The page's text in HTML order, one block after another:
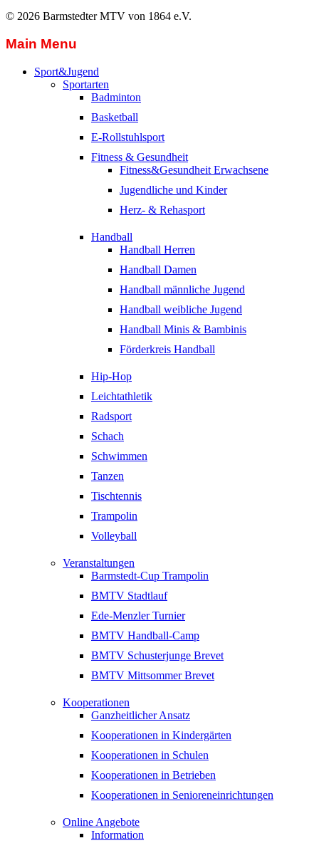
© 2026 Barmstedter MTV von 1864 e.V.
Main Menu
Sport&Jugend
Sportarten
Badminton
Basketball
E-Rollstuhlsport
Fitness & Gesundheit
Fitness&Gesundheit Erwachsene
Jugendliche und Kinder
Herz- & Rehasport
Handball
Handball Herren
Handball Damen
Handball männliche Jugend
Handball weibliche Jugend
Handball Minis & Bambinis
Förderkreis Handball
Hip-Hop
Leichtathletik
Radsport
Schach
Schwimmen
Tanzen
Tischtennis
Trampolin
Volleyball
Veranstaltungen
Barmstedt-Cup Trampolin
BMTV Stadtlauf
Ede-Menzler Turnier
BMTV Handball-Camp
BMTV Schusterjunge Brevet
BMTV Mittsommer Brevet
Kooperationen
Ganzheitlicher Ansatz
Kooperationen in Kindergärten
Kooperationen in Schulen
Kooperationen in Betrieben
Kooperationen in Senioreneinrichtungen
Online Angebote
Information